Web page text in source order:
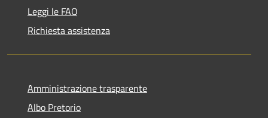
Leggi le FAQ
Richiesta assistenza
Amministrazione trasparente
Albo Pretorio